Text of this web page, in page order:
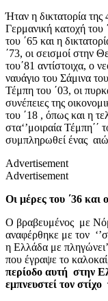
Ήταν η δικτατορία
Γερμανική κατοχή του
του ΄65 και η
΄73, οι σεισμοί στην
του΄81 αντίστοιχα, ο
ναυάγιο του Σάμινα
Τέμπη του ΄03, οι
συνέπειες της
του ΄18 , όπως και η
στα‘’μοιραία
συμπληρωθεί ένας
Advertisement
Advertisement
Οι μέρες του ΄36 και
Ο βραβευμένος με
αναφέρθηκε με τον
η Ελλάδα με
που έγραψε το
περίοδο αυτή στην
εμπνευστεί τον